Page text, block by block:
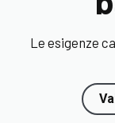
Le esigenze